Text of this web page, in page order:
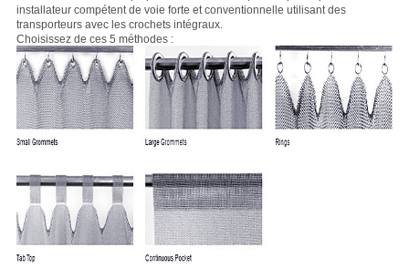
installateur compétent de voie forte et conventionnelle utilisant des
transporteurs avec les crochets intégraux.
Choisissez de ces 5 méthodes :